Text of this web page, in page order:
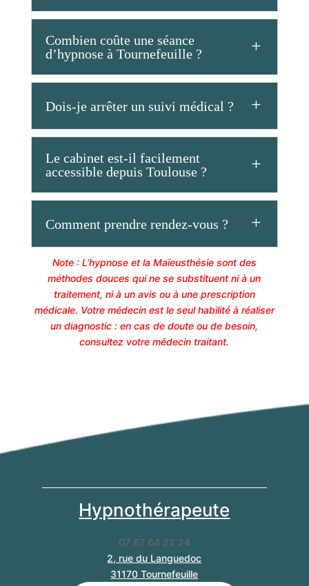
Combien coûte une séance
d’hypnose à Tournefeuille ?
Dois-je arrêter un suivi médical ?
Le cabinet est-il facilement
accessible depuis Toulouse ?
Comment prendre rendez-vous ?
Note : L’hypnose et la Maïeusthésie sont des
méthodes douces qui ne se substituent ni à un
traitement, ni à un avis ou à une prescription
médicale. Votre médecin est le seul habilité à réaliser
un diagnostic : en cas de doute ou de besoin,
consultez votre médecin traitant.
Hypnothérapeute
07 67 64 22 24
2, rue du Languedoc
31170 Tournefeuille